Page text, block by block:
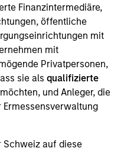
Finanzintermediäre,
öffentliche
mit
mit
Privatpersonen,
sie alsqualifizierte
und Anleger, die
Schweiz auf diese